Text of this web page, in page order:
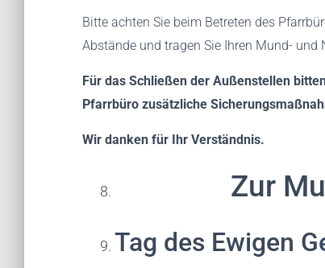
Bitte achten Sie beim Betreten des
Abstände und tragen Sie Ihren Mund- und
Für das Schließen der Außenstellen
Pfarrbüro zusätzliche
Wir danken für Ihr Verständnis.
Zur
Tag des Ewigen